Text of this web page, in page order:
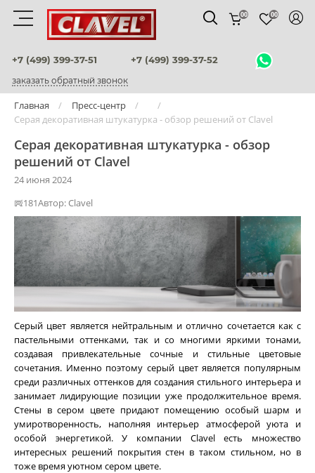
+7 (499) 399-37-51 +7 (499) 399-37-52
заказать обратный звонок
00 00
Материалы
штукатурки венецианские
декоративные краски
фактурные штукатурки
мультиколорные краски
краски
воски и лаки
штукатурки для фасадов
грунтовки
колеры и добавки
декор. инструмент
трафареты для декора
Главная
Пресс-центр
Серая декоративная штукатурка - обзор решений от Clavel
Серая декоративная штукатурка - обзор
решений от Clavel
24 июня 2024
181Автор: Clavel
Серый цвет является нейтральным и отлично сочетается как с
пастельными оттенками, так и со многими яркими тонами,
создавая привлекательные сочные и стильные цветовые
сочетания. Именно поэтому серый цвет является популярным
среди различных оттенков для создания стильного интерьера и
занимает лидирующие позиции уже продолжительное время.
Стены в сером цвете придают помещению особый шарм и
умиротворенность, наполняя интерьер атмосферой уюта и
особой энергетикой. У компании Clavel есть множество
интересных решений покрытия стен в таком стильном, но в
тоже время уютном сером цвете.